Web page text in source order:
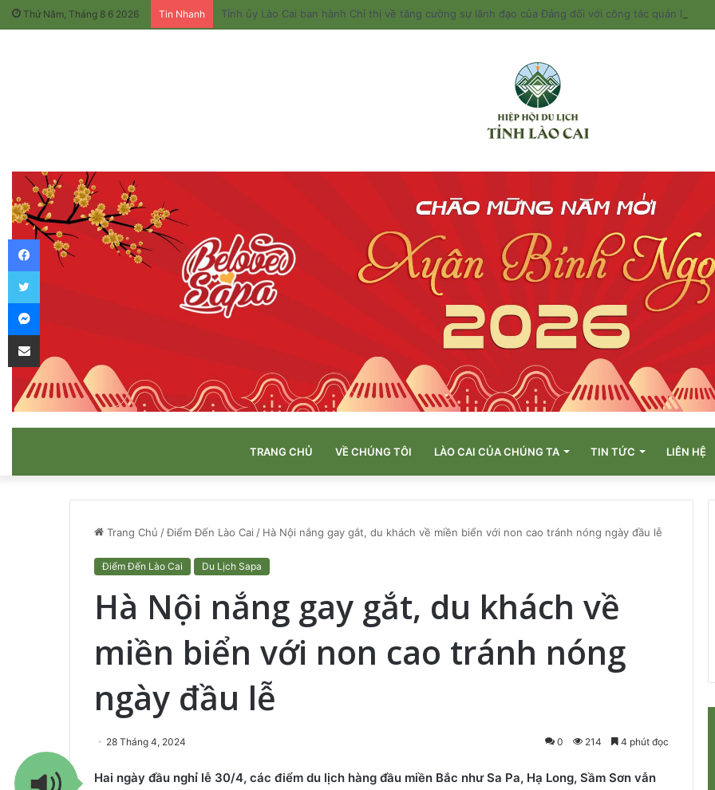
Thứ Năm, Tháng 8 6 2026 Tin Nhanh
TRANG CHỦ VỀ CHÚNG TÔI LÀO CAI CỦA CHÚNG TA TIN TỨC LIÊN HỆ
Trang Chủ /Điểm Đến Lào Cai / Hà Nội nắng gay gắt, du khách về miền biển với non cao tránh nóng ngày đầu lễ
Điểm Đến Lào Cai Du Lịch Sapa
Hà Nội nắng gay gắt, du khách về
miền biển với non cao tránh nóng
ngày đầu lễ
28 Tháng 4, 2024 0 214 4 phút đọc
Hai ngày đầu nghỉ lễ 30/4, các điểm du lịch hàng đầu miền Bắc như Sa Pa, Hạ Long, Sầm Sơn vẫn
Facebook
Twitter
Messenger
Chia sẻ qua email